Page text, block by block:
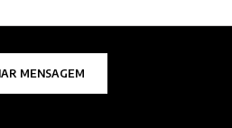
MENSAGEM